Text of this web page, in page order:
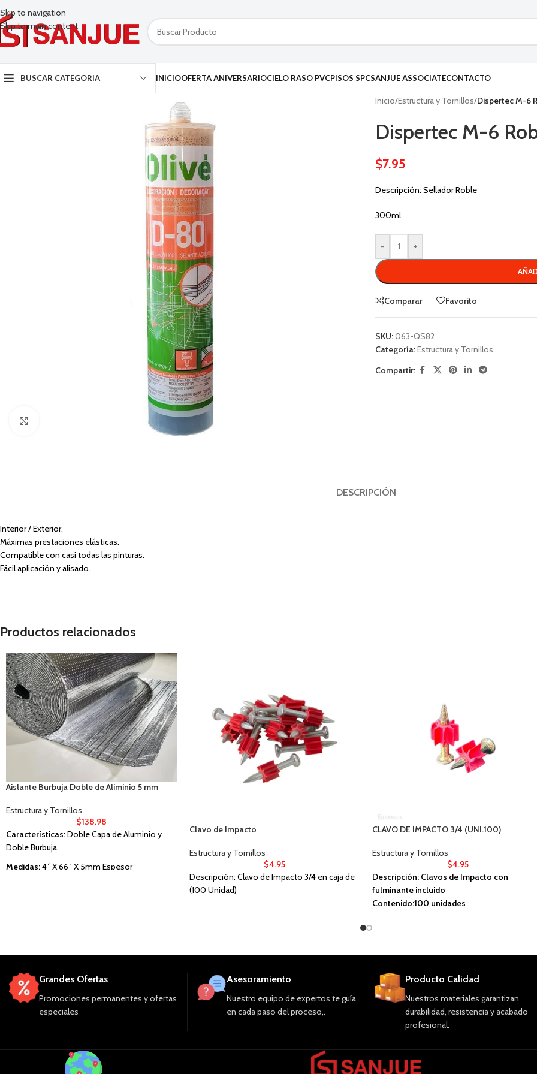
Skip to navigation
Skip to main content
BUSCAR CATEGORIA INICIOOFERTA ANIVERSARIOCIELO RASO PVCPISOS SPCSANJUE ASSOCIATECONTACTO
Inicio/Estructura y Tornillos/Dispertec M-6
Dispertec M-6
$7.95
Descripción: Sellador Roble
300ml
- +
Comparar Favorito
SKU:063-QS82
Categoría:Estructura y Tornillos
Compartir:
DESCRIPCIÓN
Interior / Exterior.
Máximas prestaciones elásticas.
Compatible con casi todas las pinturas.
Fácil aplicación y alisado.
Productos relacionados
Aislante Burbuja Doble de Aliminio 5 mm
Estructura y Tornillos
$138.98
Características:Doble Capa de Aluminio y
Doble Burbuja.
Medidas:4´ X 66´ X 5mm Espesor
Clavo de Impacto
Estructura y Tornillos
$4.95
Descripción: Clavo de Impacto 3/4 en caja de
(100 Unidad)
CLAVO DE IMPACTO 3/4 (UNI.100)
Estructura y Tornillos
$4.95
Descripción: Clavos de Impacto con
fulminante incluido
Contenido:100 unidades
Grandes Ofertas
Promociones permanentes y ofertas
especiales
Asesoramiento
Nuestro equipo de expertos te guía
en cada paso del proceso,.
Producto Calidad
Nuestros materiales garantizan
durabilidad, resistencia y acabado
profesional.